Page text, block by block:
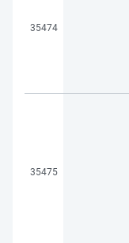
35474
35475